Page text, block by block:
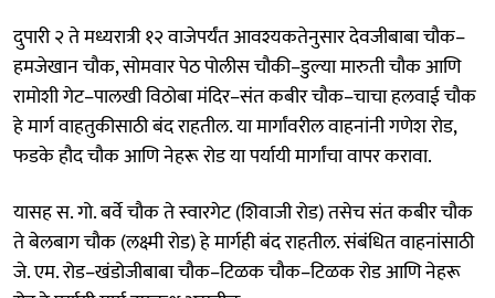
दुपारी २ ते मध्यरात्री १२ वाजेपर्यंत आवश्यकतेनुसार देवजीबाबा चौक–
हमजेखान चौक, सोमवार पेठ पोलीस चौकी–डुल्या मारुती चौक आणि
रामोशी गेट–पालखी विठोबा मंदिर–संत कबीर चौक–चाचा हलवाई चौक
हे मार्ग वाहतुकीसाठी बंद राहतील. या मार्गांवरील वाहनांनी गणेश रोड,
फडके हौद चौक आणि नेहरू रोड या पर्यायी मार्गांचा वापर करावा.
यासह स. गो. बर्वे चौक ते स्वारगेट (शिवाजी रोड) तसेच संत कबीर चौक
ते बेलबाग चौक (लक्ष्मी रोड) हे मार्गही बंद राहतील. संबंधित वाहनांसाठी
जे. एम. रोड–खंडोजीबाबा चौक–टिळक चौक–टिळक रोड आणि नेहरू